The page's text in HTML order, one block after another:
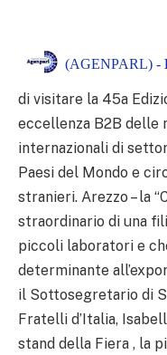
(AGENPARL) -
di visitare la 45a
eccellenza B2B delle
internazionali di
Paesi del Mondo e
stranieri. Arezzo – la
straordinario di una
piccoli laboratori e
determinante
il Sottosegretario di
Fratelli d’Italia,
stand della Fiera , la